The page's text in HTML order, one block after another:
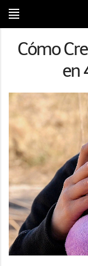
Cómo
en